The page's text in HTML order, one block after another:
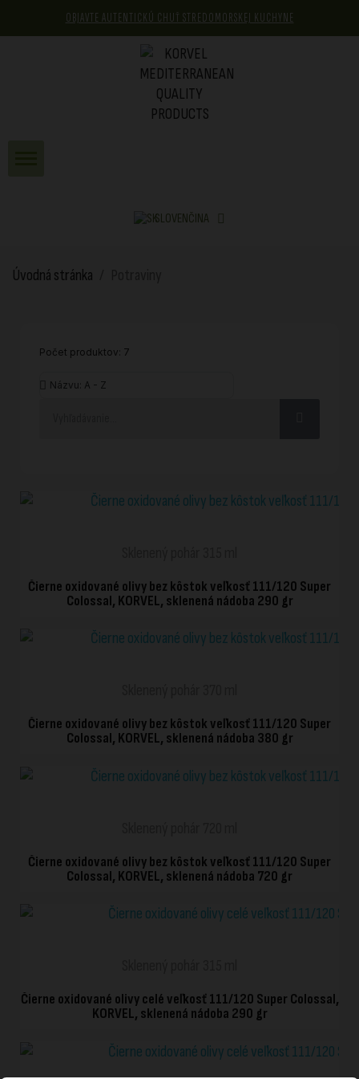
OBJAVTE AUTENTICKÚ CHUŤ STREDOMORSKEJ KUCHYNE
SLOVENČINA
Úvodná stránka
Počet produktov: 7
RÝCHLE ZOBRAZENIE
Čierne oxidované olivy bez kôstok veľkosť 111/120 Super
Colossal, KORVEL, sklenená nádoba 290 gr
RÝCHLE ZOBRAZENIE
Čierne oxidované olivy bez kôstok veľkosť 111/120 Super
Colossal, KORVEL, sklenená nádoba 380 gr
RÝCHLE ZOBRAZENIE
Čierne oxidované olivy bez kôstok veľkosť 111/120 Super
Colossal, KORVEL, sklenená nádoba 720 gr
RÝCHLE ZOBRAZENIE
Čierne oxidované olivy celé veľkosť 111/120 Super Colossal,
KORVEL, sklenená nádoba 290 gr
RÝCHLE ZOBRAZENIE